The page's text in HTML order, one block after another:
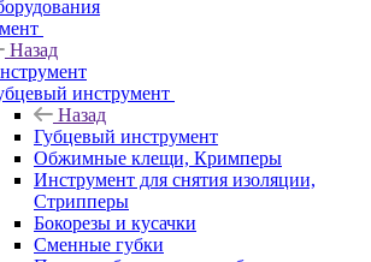
Назад
инструмент
Назад
Губцевый инструмент
Обжимные клещи, Кримперы
Инструмент для снятия изоляции,
Стрипперы
Бокорезы и кусачки
Сменные губки